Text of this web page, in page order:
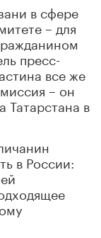
в сфере
– для
пресс-
все же
– он
Татарстана в
в России: